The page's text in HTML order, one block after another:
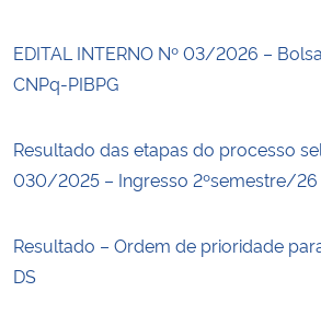
EDITAL INTERNO Nº 03/2026 –
CNPq-PIBPG
Resultado das etapas do processo
030/2025 – Ingresso 2ºsemestre/26
Resultado – Ordem de prioridade
DS